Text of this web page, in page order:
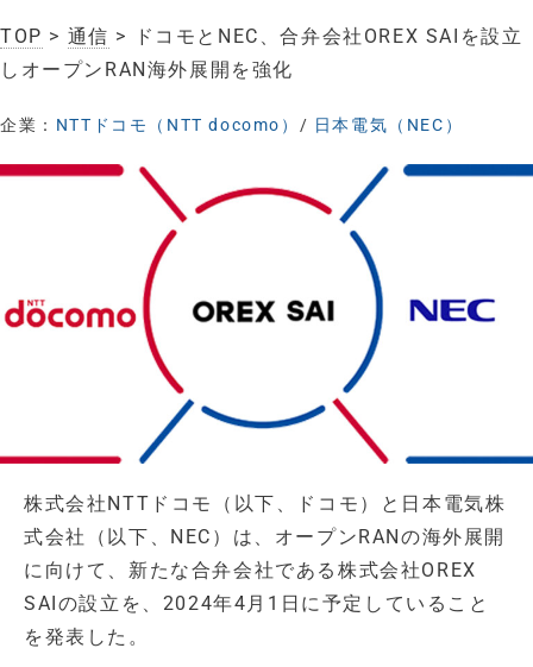
TOP > 通信 > ドコモとNEC、合弁会社OREX SAIを設立
しオープンRAN海外展開を強化
企業： NTTドコモ（NTT docomo） / 日本電気（NEC）
株式会社NTTドコモ（以下、ドコモ）と日本電気株
式会社（以下、NEC）は、オープンRANの海外展開
に向けて、新たな合弁会社である株式会社OREX
SAIの設立を、2024年4月1日に予定していること
を発表した。